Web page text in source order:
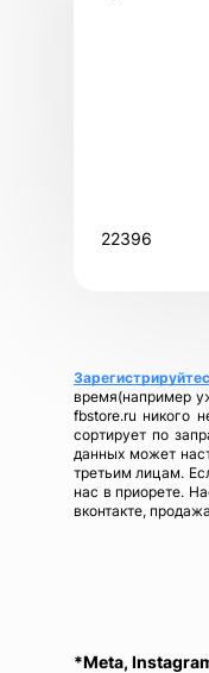
22396
время(например
fbstore.ru никого
сортирует по
данных может
третьим лицам.
нас в приорете.
вконтакте,
*Meta,